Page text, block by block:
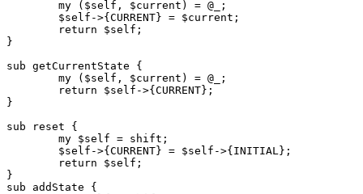
}
sub getCurrentState {
}
sub reset {
}
sub addState {